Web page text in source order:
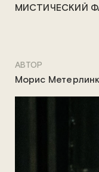
МИСТИЧЕСКИЙ
АВТОР
Морис Метерлинк